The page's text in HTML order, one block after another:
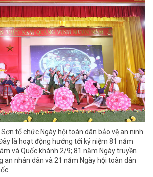
tổ chức Ngày hội toàn dân bảo vệ an ninh
là hoạt động hướng tới kỷ niệm 81 năm
và Quốc khánh 2/9; 81 năm Ngày truyền
an nhân dân và 21 năm Ngày hội toàn dân